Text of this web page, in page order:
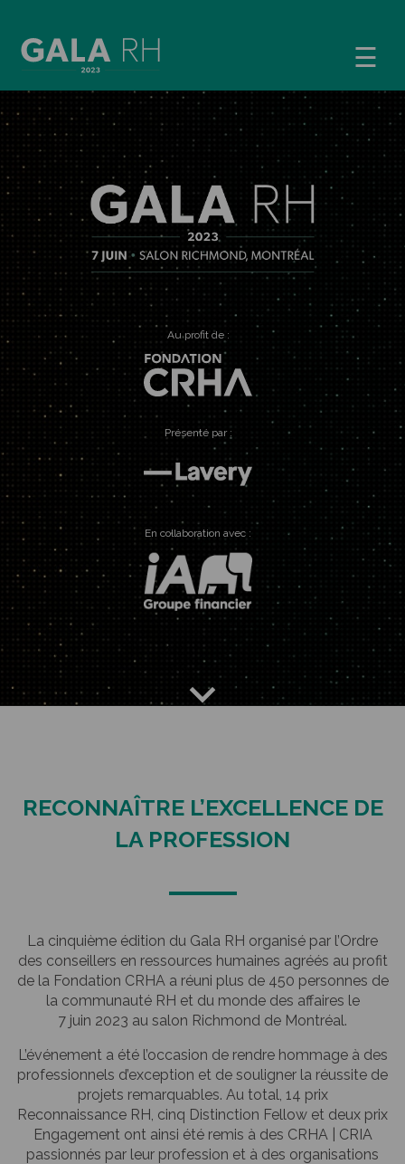
☰
Au profit de :
Présenté par :
En collaboration avec :
RECONNAÎTRE L’EXCELLENCE DE
LA PROFESSION
La cinquième édition du Gala RH organisé par l’Ordre
des conseillers en ressources humaines agréés au profit
de la Fondation CRHA a réuni plus de 450 personnes de
la communauté RH et du monde des affaires le
7 juin 2023 au salon Richmond de Montréal.
L’événement a été l’occasion de rendre hommage à des
professionnels d’exception et de souligner la réussite de
projets remarquables. Au total, 14 prix
Reconnaissance RH, cinq Distinction Fellow et deux prix
Engagement ont ainsi été remis à des CRHA | CRIA
passionnés par leur profession et à des organisations